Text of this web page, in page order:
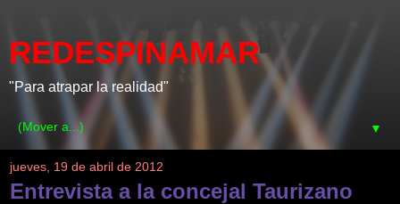
REDESPINAMAR
"Para atrapar la realidad"
▼
jueves, 19 de abril de 2012
Entrevista a la concejal Taurizano